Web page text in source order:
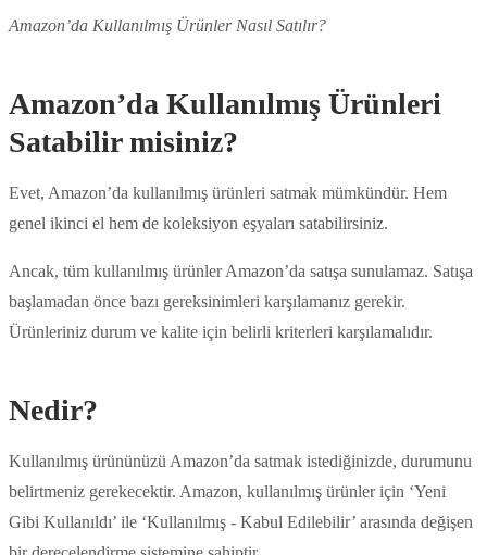
Amazon’da Kullanılmış Ürünler Nasıl Satılır?
Amazon’da Kullanılmış Ürünleri
Satabilir misiniz?
Evet, Amazon’da kullanılmış ürünleri satmak mümkündür. Hem
genel ikinci el hem de koleksiyon eşyaları satabilirsiniz.
Ancak, tüm kullanılmış ürünler Amazon’da satışa sunulamaz. Satışa
başlamadan önce bazı gereksinimleri karşılamanız gerekir.
Ürünleriniz durum ve kalite için belirli kriterleri karşılamalıdır.
Nedir?
Kullanılmış ürününüzü Amazon’da satmak istediğinizde, durumunu
belirtmeniz gerekecektir. Amazon, kullanılmış ürünler için ‘Yeni
Gibi Kullanıldı’ ile ‘Kullanılmış - Kabul Edilebilir’ arasında değişen